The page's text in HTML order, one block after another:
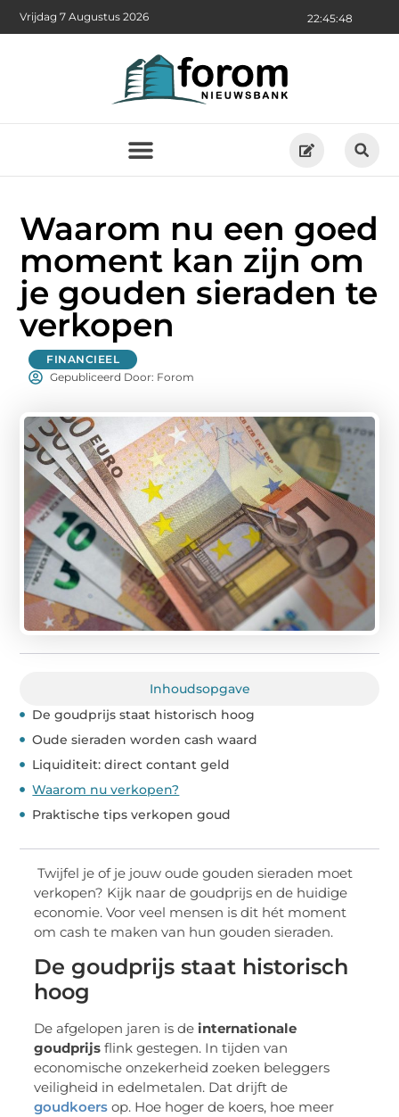
22:45:49
Vrijdag 7 Augustus 2026
Waarom nu een goed
moment kan zijn om
je gouden sieraden te
verkopen
FINANCIEEL
Gepubliceerd Door: Forom
Inhoudsopgave
De goudprijs staat historisch hoog
Oude sieraden worden cash waard
Liquiditeit: direct contant geld
Waarom nu verkopen?
Praktische tips verkopen goud
Twijfel je of je jouw oude gouden sieraden moet
verkopen? Kijk naar de goudprijs en de huidige
economie. Voor veel mensen is dit hét moment
om cash te maken van hun gouden sieraden.
De goudprijs staat historisch
hoog
De afgelopen jaren is deinternationale
goudprijs flink gestegen. In tijden van
economische onzekerheid zoeken beleggers
veiligheid in edelmetalen. Dat drijft de
goudkoers op. Hoe hoger de koers, hoe meer